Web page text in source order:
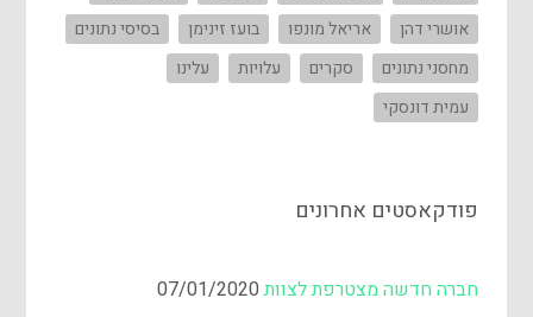
אושרי דהן
אריאל מונפו בועז זינימן
בסיסי נתונים
מחסני נתונים
סקרים עלויות
עלינו
עמית דונסקי
פודקאסטים אחרונים
חברה חדשה מצטרפת לצוות07/01/2020